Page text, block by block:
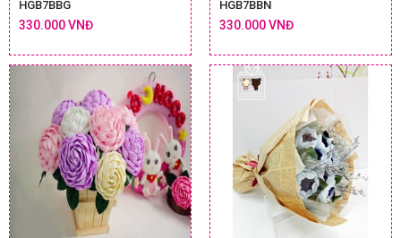
HGB7BBG
330.000 VNĐ
HGB7BBN
330.000 VNĐ